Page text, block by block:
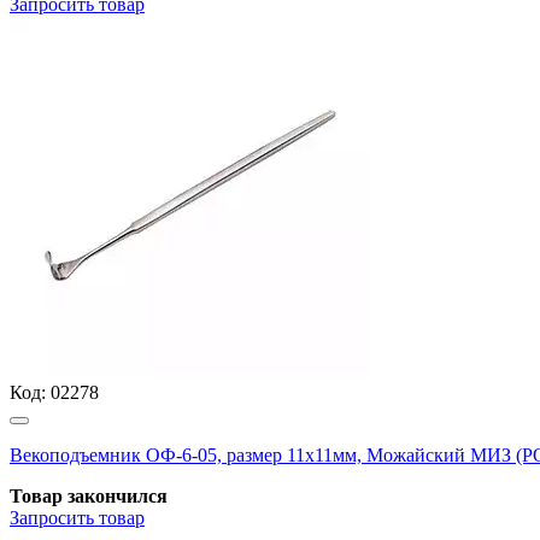
Код: 02278
Векоподъемник ОФ-6-05, размер 11х11мм, Можайский МИЗ
Товар закончился
Запросить товар